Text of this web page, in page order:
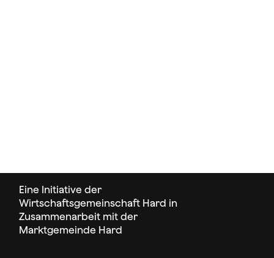
Eine Initiative der
Wirtschaftsgemeinschaft Hard in
Zusammenarbeit mit der
Marktgemeinde Hard